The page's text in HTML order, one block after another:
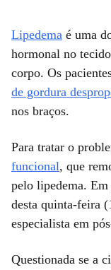
Lipedema é uma
hormonal no
corpo. Os
de gordura
nos braços.
Para tratar o
funcional, que
pelo lipedema.
desta quinta-feira
especialista em
Questionada se a